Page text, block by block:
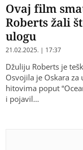
Ovaj film
Roberts žali
ulogu
21.02.2025. | 17:37
Džuliju Roberts je
Osvojila je Oskara
hitovima poput
i pojavil…